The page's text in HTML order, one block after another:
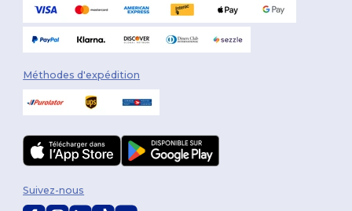
Méthodes d'expédition
Suivez-nous